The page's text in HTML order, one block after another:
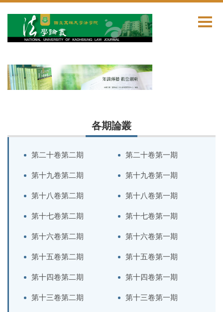
要
容
區
各期論叢
第二十卷第二期 第二十卷第一期
第十九卷第二期 第十九卷第一期
第十八卷第二期 第十八卷第一期
第十七卷第二期 第十七卷第一期
第十六卷第二期 第十六卷第一期
第十五卷第二期 第十五卷第一期
第十四卷第二期 第十四卷第一期
第十三卷第二期 第十三卷第一期